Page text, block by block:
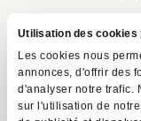
Utilisation des cookies
Les cookies nous
annonces, d'offrir des
d'analyser notre trafic.
sur l'utilisation de